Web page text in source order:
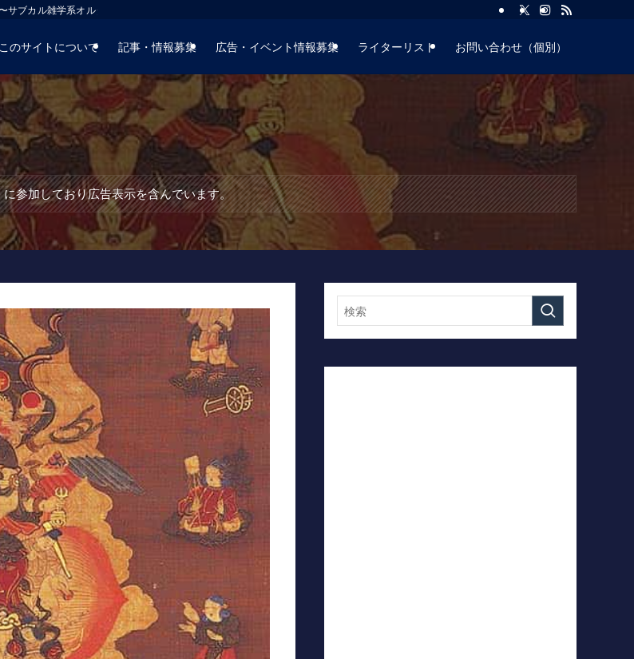
ブカル雑学系オルタナティブサイト
このサイトについて 記事・情報募集 広告・イベント情報募集 ライターリスト お問い合わせ（個別）
参加しており広告表示を含んでいます。